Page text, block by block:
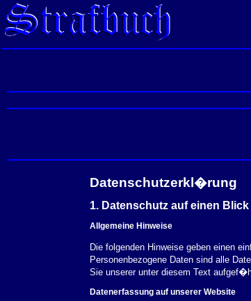
Datenschutzerkl�rung
1. Datenschutz auf einen Blick
Allgemeine Hinweise
Die folgenden Hinweise geben einen
Personenbezogene Daten sind alle
Sie unserer unter diesem Text
Datenerfassung auf unserer Website